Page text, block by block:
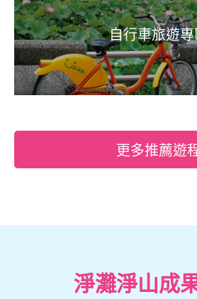
自行車旅遊專
更多推薦遊
淨灘淨山成